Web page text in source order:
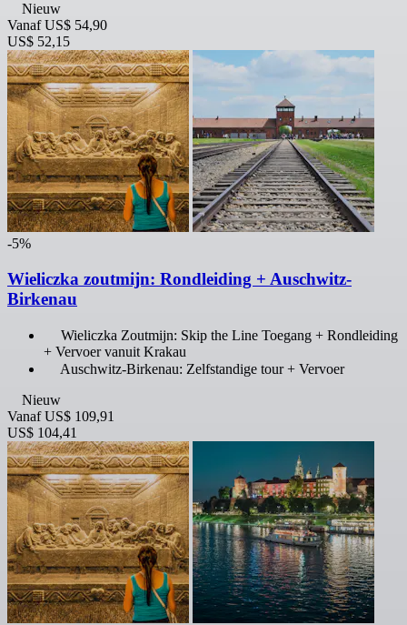
Nieuw
Vanaf US$ 54,90
US$ 52,15
-5%
Wieliczka zoutmijn: Rondleiding + Auschwitz-
Birkenau
Wieliczka Zoutmijn: Skip the Line Toegang + Rondleiding
+ Vervoer vanuit Krakau
Auschwitz-Birkenau: Zelfstandige tour + Vervoer
Nieuw
Vanaf US$ 109,91
US$ 104,41